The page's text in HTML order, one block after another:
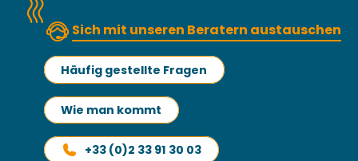
Sich mit unseren Beratern austauschen
Häufig gestellte Fragen
Wie man kommt
+33 (0)2 33 91 30 03